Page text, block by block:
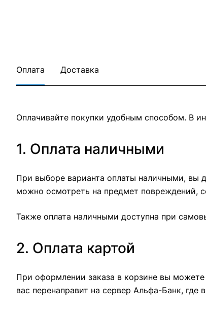
Оплата Доставка
Оплачивайте покупки удобным способом. В
1. Оплата наличными
При выборе варианта оплаты наличными, вы
можно осмотреть на предмет повреждений,
Также оплата наличными доступна при
2. Оплата картой
При оформлении заказа в корзине вы
вас перенаправит на сервер Альфа-Банк,